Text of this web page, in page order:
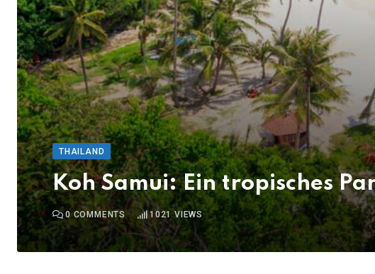
THAILAND
Koh Samui: Ein tropisches
0COMMENTS 1021 VIEWS